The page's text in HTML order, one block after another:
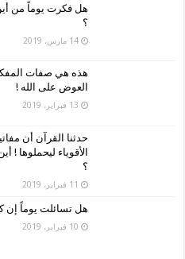
هل فكرت يوماً من
؟
14 مارس، 2019
هذه هي صفات
العوض على الله !
13 فبراير، 2019
حدثنا القرآن أن
الأقوياء ليحملوها
؟
11 فبراير، 2019
هل تسائلت يوماً إن
10 فبراير، 2019